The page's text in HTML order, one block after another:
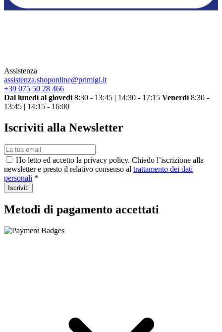
Assistenza
assistenza.shoponline@primigi.it
+39 075 50 28 466
Dal lunedì al giovedì 8:30 - 13:45 | 14:30 - 17:15 Venerdì 8:30 -
13:45 | 14:15 - 16:00
Iscriviti alla Newsletter
Ho letto ed accetto la privacy policy. Chiedo l’iscrizione alla
newsletter e presto il relativo consenso al trattamento dei dati
personali *
Iscriviti
Metodi di pagamento accettati